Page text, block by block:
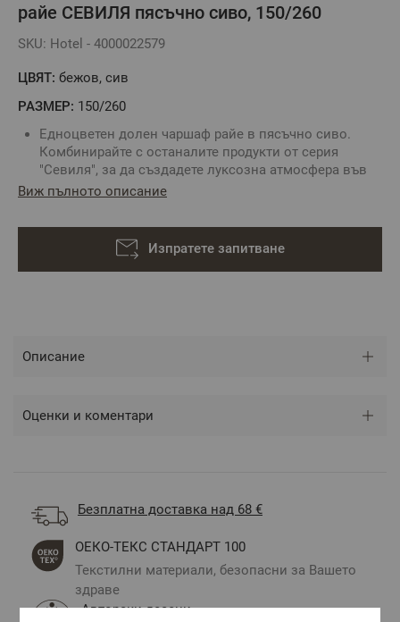
райе СЕВИЛЯ пясъчно сиво, 150/260
SKU: Hotel - 4000022579
ЦВЯТ: бежов, сив
РАЗМЕР: 150/260
Едноцветен долен чаршаф райе в пясъчно сиво.
Комбинирайте с останалите продукти от серия
"Севиля", за да създадете луксозна атмосфера във
Вашата спалня.
Състав: 100% памучен сатен - Райе 1 см
Размер: 150х260 см
Можете да изпратите запитване за ушиване по
** Снимката е илюстративна и е възможно
Виж пълното описание
Изпратете запитване
Описание
Оценки и коментари
Безплатна доставка над 68 €
ОЕКО-ТЕКС СТАНДАРТ 100
Текстилни материали, безопасни за Вашето
здраве
Авторски десени.